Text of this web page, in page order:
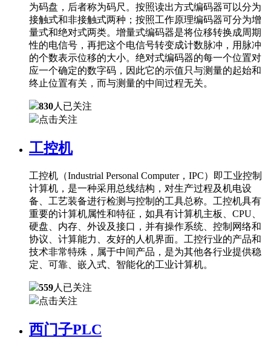
为码盘，后者称为码尺。按照读出方式编码器可以分为
接触式和非接触式两种；按照工作原理编码器可分为增
量式和绝对式两类。增量式编码器是将位移转换成周期
性的电信号，再把这个电信号转变成计数脉冲，用脉冲
的个数表示位移的大小。绝对式编码器的每一个位置对
应一个确定的数字码，因此它的示值只与测量的起始和
终止位置有关，而与测量的中间过程无关。
830人已关注
点击关注
工控机
工控机（Industrial Personal Computer，IPC）即工业控制
计算机，是一种采用总线结构，对生产过程及机电设
备、工艺装备进行检测与控制的工具总称。工控机具有
重要的计算机属性和特征，如具有计算机主板、CPU、
硬盘、内存、外设及接口，并有操作系统、控制网络和
协议、计算能力、友好的人机界面。工控行业的产品和
技术非常特殊，属于中间产品，是为其他各行业提供稳
定、可靠、嵌入式、智能化的工业计算机。
559人已关注
点击关注
西门子PLC